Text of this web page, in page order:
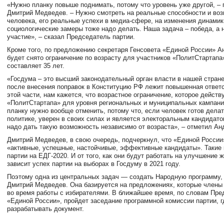
«Нужно планку повыше поднимать, потому что уровень уже другой, –
Дмитрий Медведев. – Нужно смотреть на реальные способности и
человека, его реальные успехи в медиа-сфере, на изменения
социологические замеры тоже надо делать. Наша задача – победа, а
участие», – сказал Председатель партии.
Кроме того, по предложению секретаря Генсовета «Единой России»
будет снято ограничение по возрасту для участников
составляет 35 лет.
«Госдума – это высший законодательный орган власти в нашей
после внесения поправок в Конституцию РФ лежит повышенная
этой части, нам кажется, что возрастное ограничение, которое
«ПолитСтартапа» для уровня региональных и муниципальных
планку нужно вообще отменить, потому что, если человек готов
политике, уверен в своих силах и является электоральным
надо дать такую возможность независимо от возраста», – отметил
Дмитрий Медведев, в свою очередь, подчеркнул, что «Единой
«активные, успешные, настойчивые, эффективные кандидаты». Такие
партии на ЕДГ-2020. И от того, как они будут работать на улучшение
зависит успех партии на выборах в Госдуму в 2021 году.
Поэтому одна из центральных задач — создать Народную программу,
Дмитрий Медведев. Она базируется на предложениях, которые члены
во время работы с избирателями. В ближайшее время, по словам
«Единой России», пройдет заседание программной комиссии партии,
разрабатывать документ.